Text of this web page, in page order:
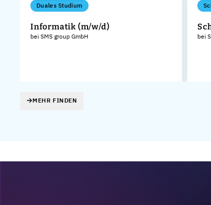
Duales Studium
Informatik (m/w/d)
bei SMS group GmbH bei
MEHR FINDEN